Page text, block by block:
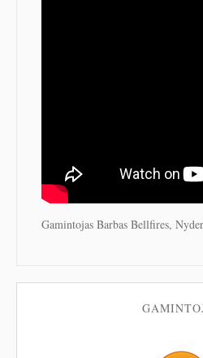
Gamintojas Barbas Bellfires,